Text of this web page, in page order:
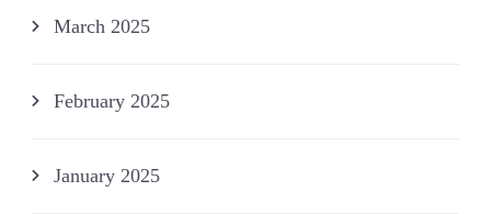
March 2025
February 2025
January 2025